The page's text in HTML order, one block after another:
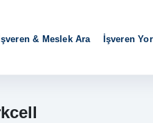
& Meslek Ara İşveren